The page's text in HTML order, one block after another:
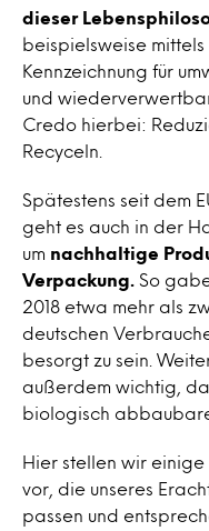
dieser
beispielsweise
Kennzeichnung für
und
Credo hierbei:
Recyceln.
Spätestens seit dem
geht es auch in der
um nachhaltige
Verpackung.
So
2018 etwa mehr als
deutschen
besorgt zu sein.
außerdem wichtig,
biologisch
Hier stellen wir
vor, die unseres
passen und